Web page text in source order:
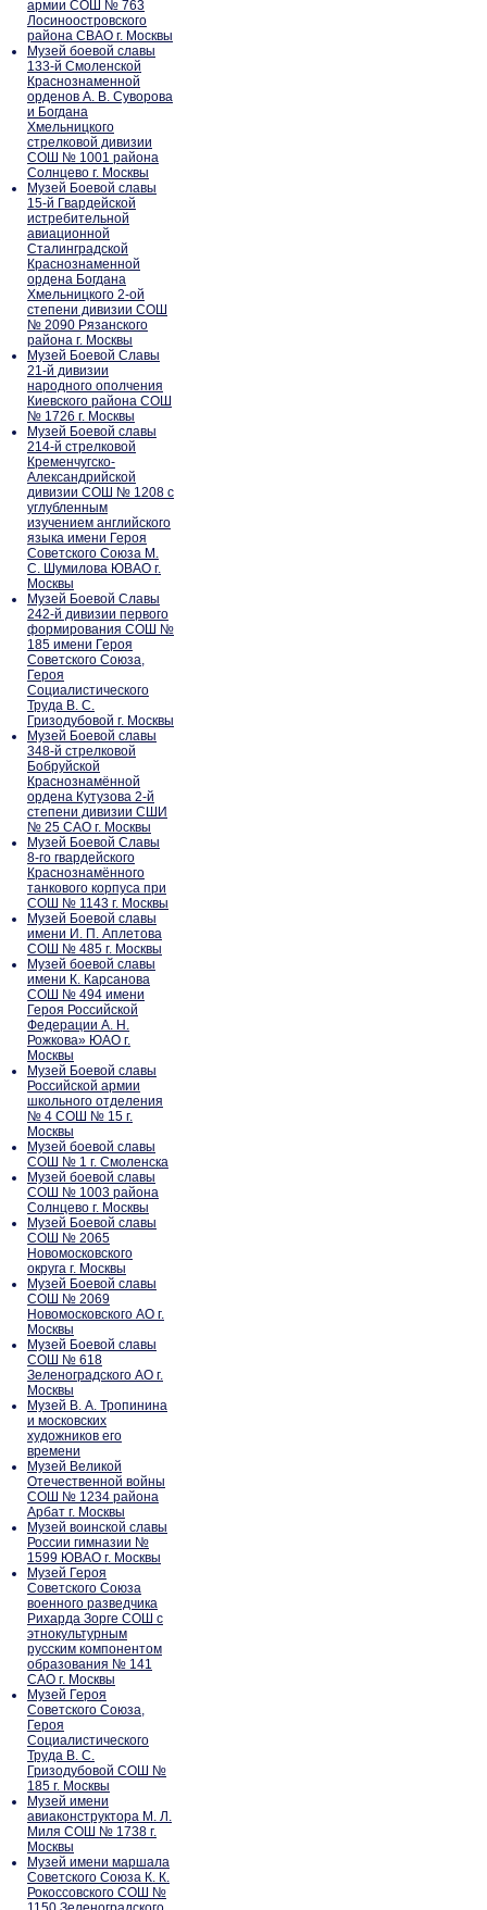
армии СОШ № 763
Лосиноостровского
района СВАО г. Москвы
Музей боевой славы
133-й Смоленской
Краснознаменной
орденов А. В. Суворова
и Богдана
Хмельницкого
стрелковой дивизии
СОШ № 1001 района
Солнцево г. Москвы
Музей Боевой славы
15-й Гвардейской
истребительной
авиационной
Сталинградской
Краснознаменной
ордена Богдана
Хмельницкого 2-ой
степени дивизии СОШ
№ 2090 Рязанского
района г. Москвы
Музей Боевой Славы
21-й дивизии
народного ополчения
Киевского района СОШ
№ 1726 г. Москвы
Музей Боевой славы
214-й стрелковой
Кременчугско-
Александрийской
дивизии СОШ № 1208 с
углубленным
изучением английского
языка имени Героя
Советского Союза М.
С. Шумилова ЮВАО г.
Москвы
Музей Боевой Славы
242-й дивизии первого
формирования СОШ №
185 имени Героя
Советского Союза,
Героя
Социалистического
Труда В. С.
Гризодубовой г. Москвы
Музей Боевой славы
348-й стрелковой
Бобруйской
Краснознамённой
ордена Кутузова 2-й
степени дивизии СШИ
№ 25 САО г. Москвы
Музей Боевой Славы
8-го гвардейского
Краснознамённого
танкового корпуса при
СОШ № 1143 г. Москвы
Музей Боевой славы
имени И. П. Аплетова
СОШ № 485 г. Москвы
Музей боевой славы
имени К. Карсанова
СОШ № 494 имени
Героя Российской
Федерации А. Н.
Рожкова» ЮАО г.
Москвы
Музей Боевой славы
Российской армии
школьного отделения
№ 4 СОШ № 15 г.
Москвы
Музей боевой славы
СОШ № 1 г. Смоленска
Музей боевой славы
СОШ № 1003 района
Солнцево г. Москвы
Музей Боевой славы
СОШ № 2065
Новомосковского
округа г. Москвы
Музей Боевой славы
СОШ № 2069
Новомосковского АО г.
Москвы
Музей Боевой славы
СОШ № 618
Зеленоградского АО г.
Москвы
Музей В. А. Тропинина
и московских
художников его
времени
Музей Великой
Отечественной войны
СОШ № 1234 района
Арбат г. Москвы
Музей воинской славы
России гимназии №
1599 ЮВАО г. Москвы
Музей Героя
Советского Союза
военного разведчика
Рихарда Зорге СОШ с
этнокультурным
русским компонентом
образования № 141
САО г. Москвы
Музей Героя
Советского Союза,
Героя
Социалистического
Труда В. С.
Гризодубовой СОШ №
185 г. Москвы
Музей имени
авиаконструктора М. Л.
Миля СОШ № 1738 г.
Москвы
Музей имени маршала
Советского Союза К. К.
Рокоссовского СОШ №